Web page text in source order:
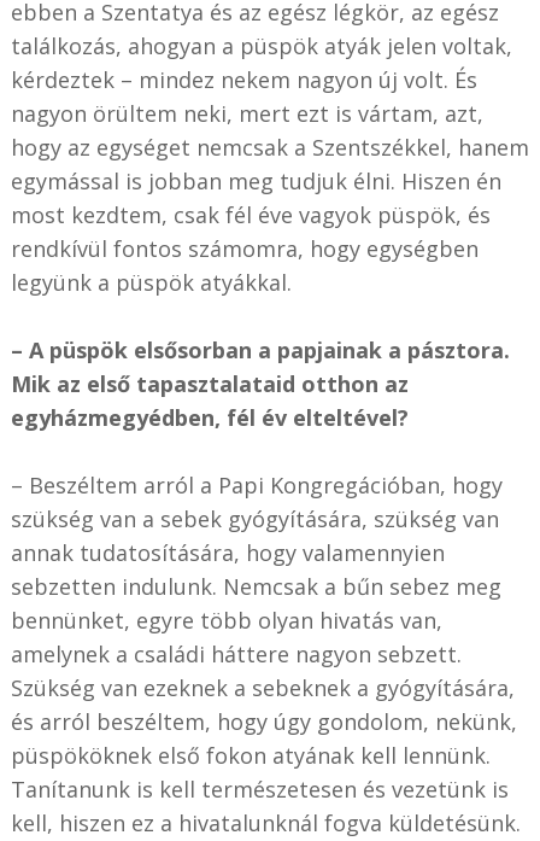
ebben a Szentatya és az egész légkör, az egész
találkozás, ahogyan a püspök atyák jelen voltak,
kérdeztek – mindez nekem nagyon új volt. És
nagyon örültem neki, mert ezt is vártam, azt,
hogy az egységet nemcsak a Szentszékkel, hanem
egymással is jobban meg tudjuk élni. Hiszen én
most kezdtem, csak fél éve vagyok püspök, és
rendkívül fontos számomra, hogy egységben
legyünk a püspök atyákkal.
– A püspök elsősorban a papjainak a pásztora.
Mik az első tapasztalataid otthon az
egyházmegyédben, fél év elteltével?
– Beszéltem arról a Papi Kongregációban, hogy
szükség van a sebek gyógyítására, szükség van
annak tudatosítására, hogy valamennyien
sebzetten indulunk. Nemcsak a bűn sebez meg
bennünket, egyre több olyan hivatás van,
amelynek a családi háttere nagyon sebzett.
Szükség van ezeknek a sebeknek a gyógyítására,
és arról beszéltem, hogy úgy gondolom, nekünk,
püspököknek első fokon atyának kell lennünk.
Tanítanunk is kell természetesen és vezetünk is
kell, hiszen ez a hivatalunknál fogva küldetésünk.